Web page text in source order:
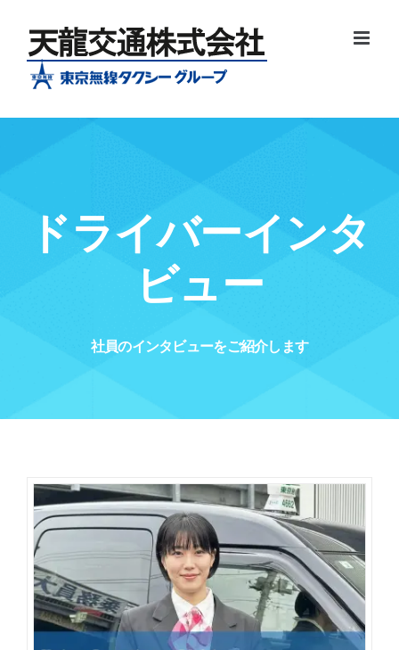
content
ドライバーインタ
ビュー
社員のインタビューをご紹介します